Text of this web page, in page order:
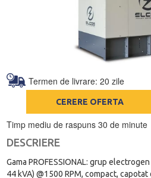
Termen de livrare: 20 zile
CERERE OFERTA
Timp mediu de raspuns 30 de minute
DESCRIERE
Gama PROFESSIONAL: grup
44 kVA) @1500 RPM, compact,